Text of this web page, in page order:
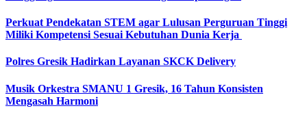
Perkuat Pendekatan STEM agar Lulusan Perguruan Tinggi
Miliki Kompetensi Sesuai Kebutuhan Dunia Kerja
Polres Gresik Hadirkan Layanan SKCK Delivery
Musik Orkestra SMANU 1 Gresik, 16 Tahun Konsisten
Mengasah Harmoni